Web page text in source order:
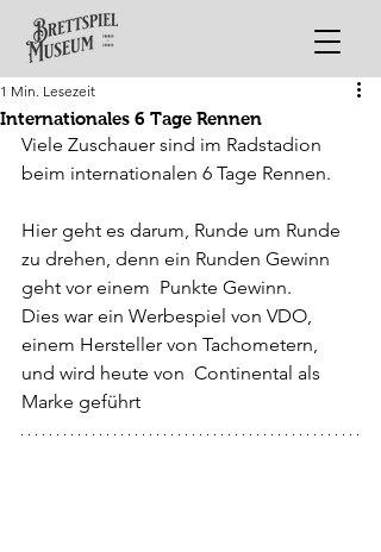
Internationales 6 Tage Rennen
1 Min. Lesezeit
Viele Zuschauer sind im Radstadion
beim internationalen 6 Tage Rennen.
Hier geht es darum, Runde um Runde
zu drehen, denn ein Runden Gewinn
geht vor einem  Punkte Gewinn.
Dies war ein Werbespiel von VDO,
einem Hersteller von Tachometern,
und wird heute von  Continental als
Marke geführt